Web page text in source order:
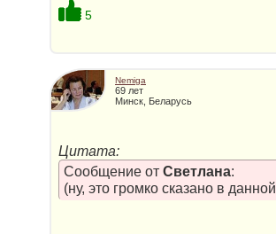
5
Nemiga
69 лет
Минск, Беларусь
Цитата:
Сообщение от Светлана:
(ну, это громко сказано в данной